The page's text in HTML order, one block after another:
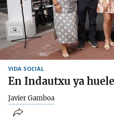
VIDA SOCIAL
En Indautxu ya
Javier Gamboa